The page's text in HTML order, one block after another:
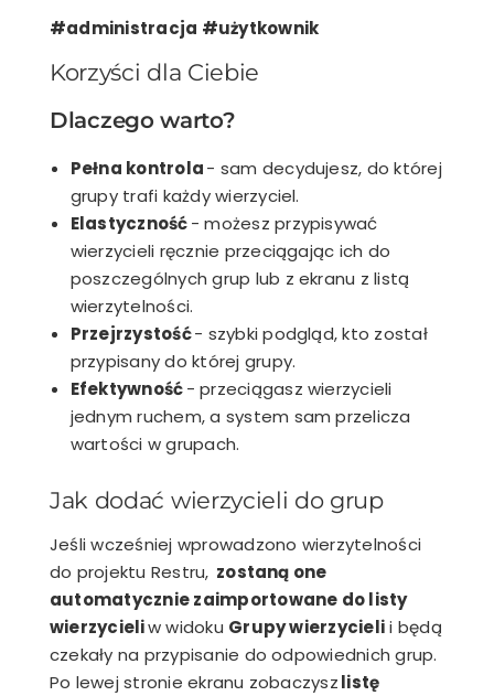
#administracja #użytkownik
Korzyści dla Ciebie
Dlaczego warto?
Pełna kontrola- sam decydujesz, do której
grupy trafi każdy wierzyciel.
Elastyczność- możesz przypisywać
wierzycieli ręcznie przeciągając ich do
poszczególnych grup lub z ekranu z listą
wierzytelności.
Przejrzystość- szybki podgląd, kto został
przypisany do której grupy.
Efektywność- przeciągasz wierzycieli
jednym ruchem, a system sam przelicza
wartości w grupach.
Jak dodać wierzycieli do grup
Jeśli wcześniej wprowadzono wierzytelności
do projektu Restru, zostaną one
automatycznie zaimportowane do listy
wierzycieliw widoku Grupy wierzycielii będą
czekały na przypisanie do odpowiednich grup.
Po lewej stronie ekranu zobaczyszlistę